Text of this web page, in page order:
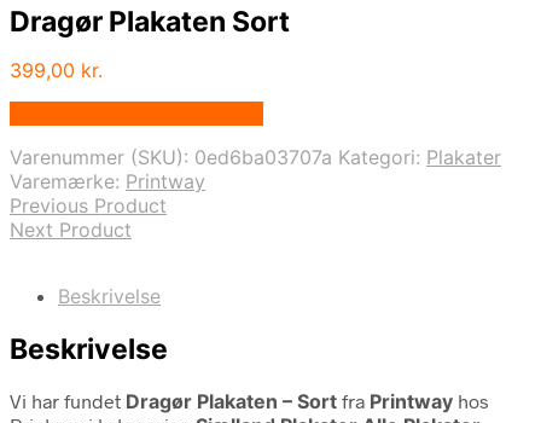
Dragør Plakaten Sort
399,00 kr.
Varenummer (SKU): 0ed6ba03707a Kategori: Plakater
Varemærke: Printway
Previous Product
Next Product
Beskrivelse
Beskrivelse
Vi har fundet Dragør Plakaten – Sort fra Printway hos